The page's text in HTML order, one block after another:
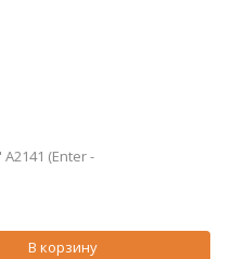
(Enter -
В корзину